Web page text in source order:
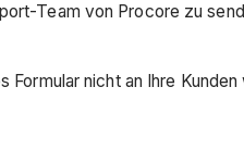
Team von Procore zu
Formular nicht an Ihre